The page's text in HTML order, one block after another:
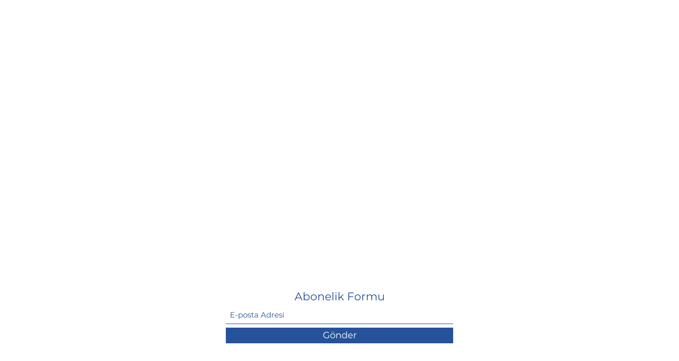
Abonelik Formu
Gönder